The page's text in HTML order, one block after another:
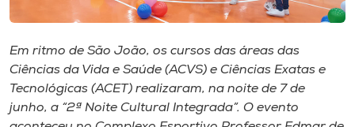
Cultura
CPA
Biblioteca
Em ritmo de São João, os cursos das áreas das
Ciências da Vida e Saúde (ACVS) e Ciências Exatas e
Tecnológicas (ACET) realizaram, na noite de 7 de
junho, a “2ª Noite Cultural Integrada”. O evento